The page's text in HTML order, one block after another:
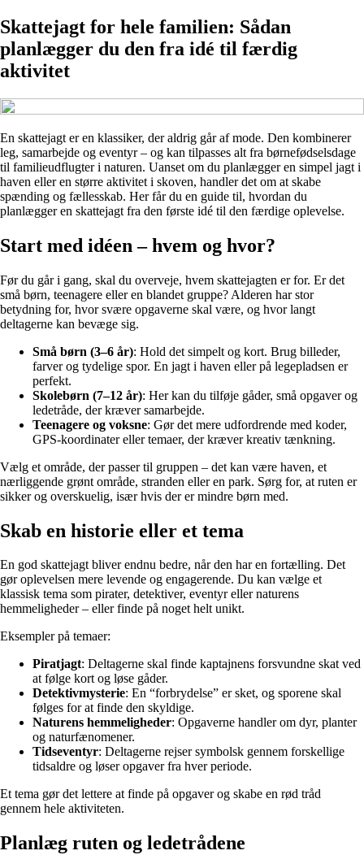
Skattejagt for hele familien: Sådan
planlægger du den fra idé til færdig
aktivitet
En skattejagt er en klassiker, der aldrig går af mode. Den kombinerer
leg, samarbejde og eventyr – og kan tilpasses alt fra børnefødselsdage
til familieudflugter i naturen. Uanset om du planlægger en simpel jagt i
haven eller en større aktivitet i skoven, handler det om at skabe
spænding og fællesskab. Her får du en guide til, hvordan du
planlægger en skattejagt fra den første idé til den færdige oplevelse.
Start med idéen – hvem og hvor?
Før du går i gang, skal du overveje, hvem skattejagten er for. Er det
små børn, teenagere eller en blandet gruppe? Alderen har stor
betydning for, hvor svære opgaverne skal være, og hvor langt
deltagerne kan bevæge sig.
Små børn (3–6 år): Hold det simpelt og kort. Brug billeder,
farver og tydelige spor. En jagt i haven eller på legepladsen er
perfekt.
Skolebørn (7–12 år): Her kan du tilføje gåder, små opgaver og
ledetråde, der kræver samarbejde.
Teenagere og voksne: Gør det mere udfordrende med koder,
GPS-koordinater eller temaer, der kræver kreativ tænkning.
Vælg et område, der passer til gruppen – det kan være haven, et
nærliggende grønt område, stranden eller en park. Sørg for, at ruten er
sikker og overskuelig, især hvis der er mindre børn med.
Skab en historie eller et tema
En god skattejagt bliver endnu bedre, når den har en fortælling. Det
gør oplevelsen mere levende og engagerende. Du kan vælge et
klassisk tema som pirater, detektiver, eventyr eller naturens
hemmeligheder – eller finde på noget helt unikt.
Eksempler på temaer:
Piratjagt: Deltagerne skal finde kaptajnens forsvundne skat ved
at følge kort og løse gåder.
Detektivmysterie: En “forbrydelse” er sket, og sporene skal
følges for at finde den skyldige.
Naturens hemmeligheder: Opgaverne handler om dyr, planter
og naturfænomener.
Tidseventyr: Deltagerne rejser symbolsk gennem forskellige
tidsaldre og løser opgaver fra hver periode.
Et tema gør det lettere at finde på opgaver og skabe en rød tråd
gennem hele aktiviteten.
Planlæg ruten og ledetrådene